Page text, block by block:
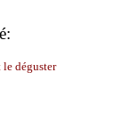
le déguster